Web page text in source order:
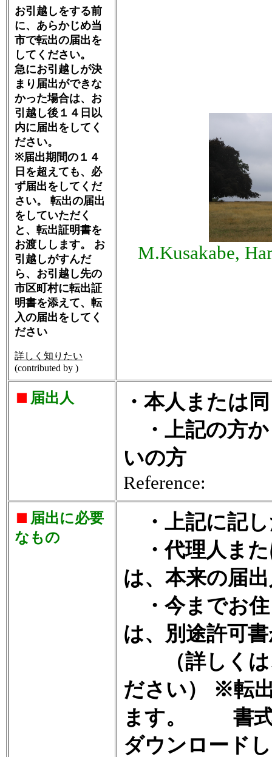
お引越しをする前
に、あらかじめ当
市で転出の届出を
してください。
急にお引越しが決
まり届出ができな
かった場合は、お
引越し後１４日以
内に届出をしてく
ださい。
※届出期間の１４
日を超えても、必
ず届出をしてくだ
さい。 転出の届出
をしていただく
と、転出証明書を
お渡しします。 お
引越しがすんだ
ら、お引越し先の
市区町村に転出証
明書を添えて、転
入の届出をしてく
ださい
詳しく知りたい
(contributed by )
M.Kusakabe,
届出人
・本人または
・上記の方か
いの方
Reference:
届出に必要
なもの
・上記に記し
・代理人また
は、本来の届
・今までお住
は、別途許可
（詳しくは
ださい） ※転
ます。 書式
ダウンロード